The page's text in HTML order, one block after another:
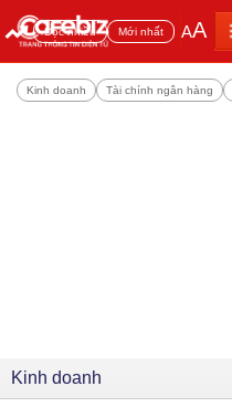
Đọc nhiều Mới nhất AA
Kinh doanh Tài chính ngân hàng
Kinh doanh